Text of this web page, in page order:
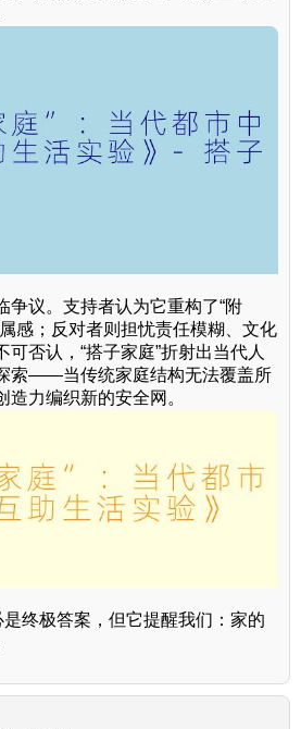
争议。支持者认为它重构了“附
感；反对者则担忧责任模糊、文化
否认，“搭子家庭”折射出当代人
索——当传统家庭结构无法覆盖所
力编织新的安全网。
是终极答案，但它提醒我们：家的